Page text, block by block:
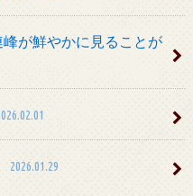
が鮮やかに見ることが
2026.01.29